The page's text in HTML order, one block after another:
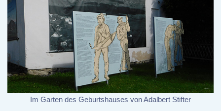
Im Garten des Geburtshauses von Adalbert Stifter